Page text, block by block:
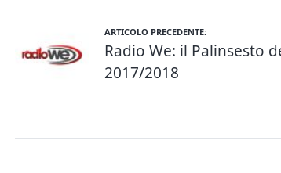
ARTICOLO PRECEDENTE:
Radio We: il Palinsesto
2017/2018